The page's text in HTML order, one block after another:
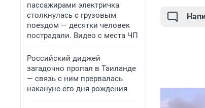
пассажирами электричка
столкнулась с грузовым
поездом — десятки человек
пострадали. Видео с места ЧП
Российский диджей
загадочно пропал в Таиланде
— связь с ним прервалась
накануне его дня рождения